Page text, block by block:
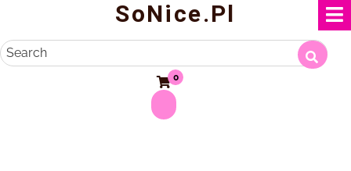
content
SoNice.pl
Search
0